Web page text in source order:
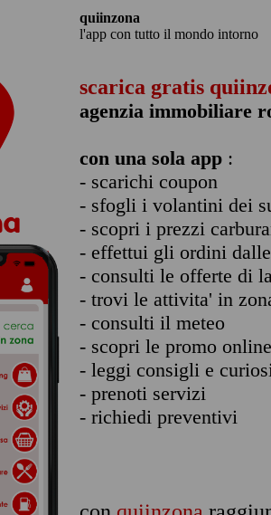
quiinzona
l'app con tutto il mondo intorno
scarica gratis
agenzia immobiliare
con una sola app :
- scarichi coupon
- sfogli i volantini dei
- scopri i prezzi
- effettui gli ordini
- consulti le offerte di
- trovi le attivita' in
- consulti il meteo
- scopri le promo online
- leggi consigli e
- prenoti servizi
- richiedi preventivi